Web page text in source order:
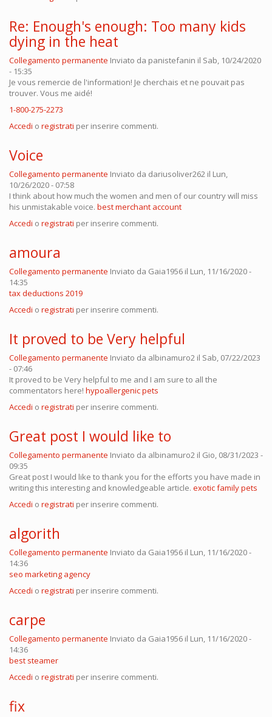
Re: Enough's enough: Too many kids
dying in the heat
Collegamento permanente Inviato da panistefanin il Sab, 10/24/2020
- 15:35
Je vous remercie de l'information! Je cherchais et ne pouvait pas
trouver. Vous me aidé!
1-800-275-2273
Accedi o registrati per inserire commenti.
Voice
Collegamento permanente Inviato da dariusoliver262 il Lun,
10/26/2020 - 07:58
I think about how much the women and men of our country will miss
his unmistakable voice. best merchant account
Accedi o registrati per inserire commenti.
amoura
Collegamento permanente Inviato da Gaia1956 il Lun, 11/16/2020 -
14:35
tax deductions 2019
Accedi o registrati per inserire commenti.
It proved to be Very helpful
Collegamento permanente Inviato da albinamuro2 il Sab, 07/22/2023
- 07:46
It proved to be Very helpful to me and I am sure to all the
commentators here! hypoallergenic pets
Accedi o registrati per inserire commenti.
Great post I would like to
Collegamento permanente Inviato da albinamuro2 il Gio, 08/31/2023 -
09:35
Great post I would like to thank you for the efforts you have made in
writing this interesting and knowledgeable article. exotic family pets
Accedi o registrati per inserire commenti.
algorith
Collegamento permanente Inviato da Gaia1956 il Lun, 11/16/2020 -
14:36
seo marketing agency
Accedi o registrati per inserire commenti.
carpe
Collegamento permanente Inviato da Gaia1956 il Lun, 11/16/2020 -
14:36
best steamer
Accedi o registrati per inserire commenti.
fix